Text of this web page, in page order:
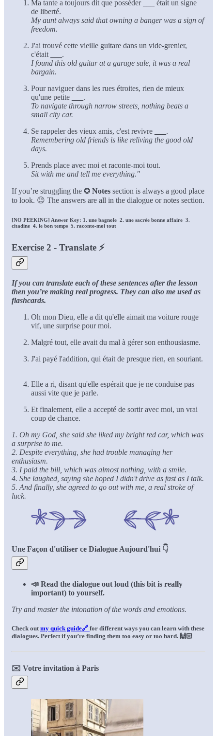
Ma tante a toujours dit que posséder
était un signe
de liberté.
My aunt always said that owning a banger was a sign of
freedom.
J'ai trouvé cette vieille guitare dans un vide-grenier,
c'était
.
I found this old guitar at a garage sale, it was a real
bargain.
Pour naviguer dans les rues étroites, rien de mieux
qu'une petite
.
To navigate through narrow streets, nothing beats a
small city car.
Se rappeler des vieux amis, c'est revivre
.
Remembering old friends is like reliving the good old
days.
Prends place avec moi et raconte-moi tout.
Sit with me and tell me everything."
If you’re struggling the ✪ Notes section is always a good place
to look. 😉 The answers are all in the dialogue or notes section.
[NO PEEKING] Answer Key: 1. une bagnole 2. une sacrée bonne affaire 3.
citadine 4. le bon temps 5. raconte-moi tout
Exercise 2 - Translate ⚡
If you can translate each of these sentences after the lesson
then you’re making real progress. They can also me used as
flashcards.
Oh mon Dieu, elle a dit qu'elle aimait ma voiture rouge
vif, une surprise pour moi.
Malgré tout, elle avait du mal à gérer son enthousiasme.
J'ai payé l'addition, qui était de presque rien, en souriant.
Elle a ri, disant qu'elle espérait que je ne conduise pas
aussi vite que je parle.
Et finalement, elle a accepté de sortir avec moi, un vrai
coup de chance.
1. Oh my God, she said she liked my bright red car, which was
a surprise to me.
2. Despite everything, she had trouble managing her
enthusiasm.
3. I paid the bill, which was almost nothing, with a smile.
4. She laughed, saying she hoped I didn't drive as fast as I talk.
5. And finally, she agreed to go out with me, a real stroke of
luck.
Une Façon d'utiliser ce Dialogue Aujourd'hui 👇
📣 Read the dialogue out loud (this bit is really
important) to yourself.
Try and master the intonation of the words and emotions.
Check outmy quick guide🔗 for different ways you can learn with these
dialogues. Perfect if you’re finding them too easy or too hard. 🙌🏻
✉️ Votre invitation à Paris